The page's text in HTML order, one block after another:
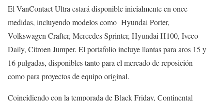
El VanContact Ultra estará disponible inicialmente en once
medidas, incluyendo modelos como Hyundai Porter,
Volkswagen Crafter, Mercedes Sprinter, Hyundai H100, Iveco
Daily, Citroen Jumper. El portafolio incluye llantas para aros 15 y
16 pulgadas, disponibles tanto para el mercado de reposición
como para proyectos de equipo original.
Coincidiendo con la temporada de Black Friday, Continental